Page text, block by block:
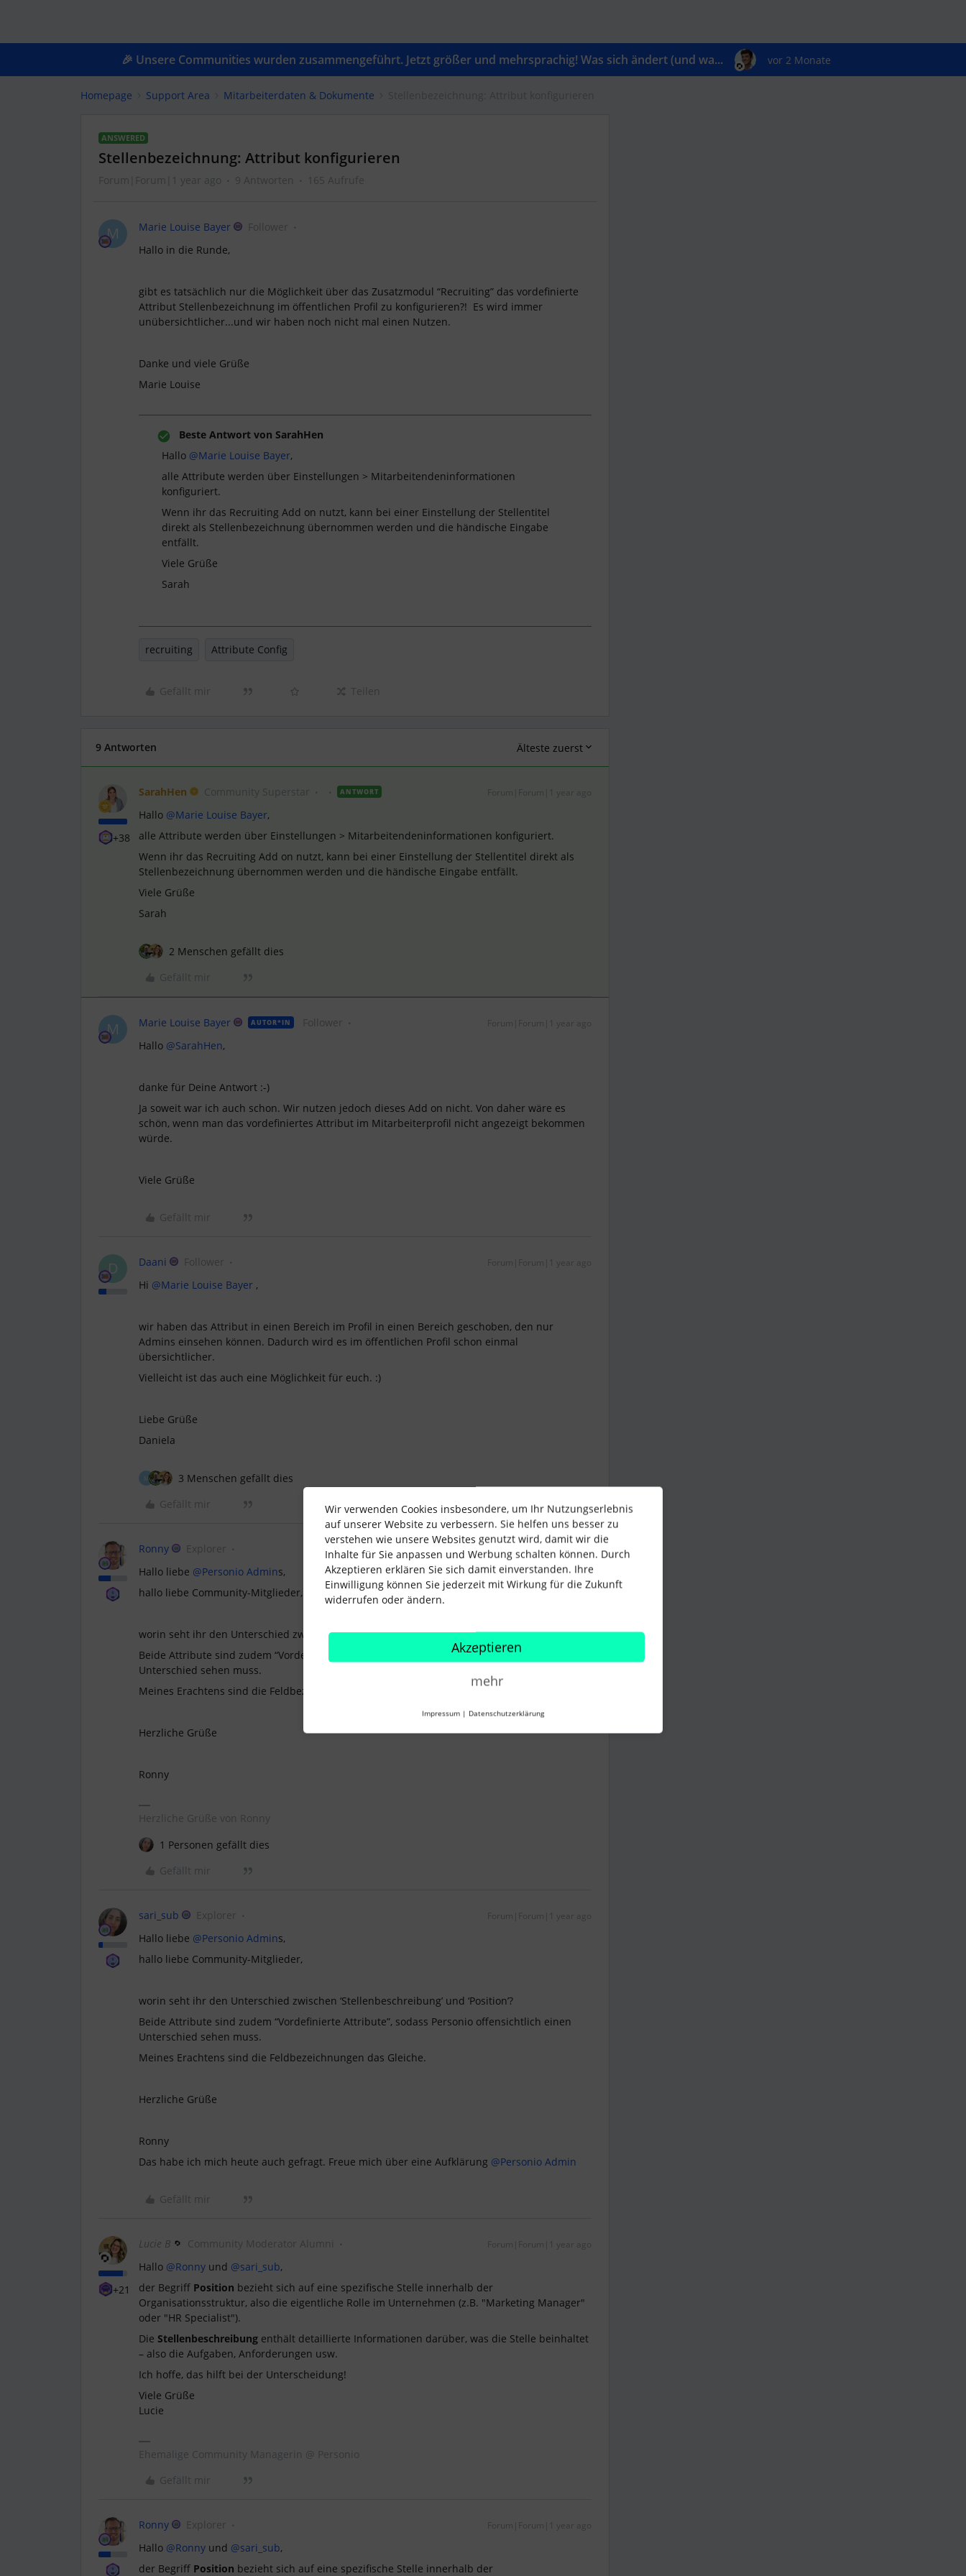
🎉 Unsere Communities wurden zusammengeführt. Jetzt größer und mehrsprachig! Was sich ändert (und wa... vor 2 Monate
Homepage Support Area Mitarbeiterdaten & Dokumente
ANSWERED
Stellenbezeichnung: Attribut konfigurieren
Forum|Forum|1 year ago 9 Antworten 165 Aufrufe
M Marie Louise Bayer
Follower
Hallo in die Runde,
gibt es tatsächlich nur die Möglichkeit über das Zusatzmodul “Recruiting” das vordefinierte
Attribut Stellenbezeichnung im öffentlichen Profil zu konfigurieren?! Es wird immer
unübersichtlicher...und wir haben noch nicht mal einen Nutzen.
Danke und viele Grüße
Marie Louise
Beste Antwort von SarahHen
Hallo ​ @Marie Louise Bayer,
alle Attribute werden über Einstellungen > Mitarbeitendeninformationen
konfiguriert.
Wenn ihr das Recruiting Add on nutzt, kann bei einer Einstellung der Stellentitel
direkt als Stellenbezeichnung übernommen werden und die händische Eingabe
entfällt.
Viele Grüße
Sarah
recruiting Attribute Config
Gefällt mir Teilen
9 Antworten Älteste zuerst
+38
SarahHen ANTWORT
Hallo ​ @Marie Louise Bayer,
alle Attribute werden über Einstellungen > Mitarbeitendeninformationen konfiguriert.
Wenn ihr das Recruiting Add on nutzt, kann bei einer Einstellung der Stellentitel direkt als
Stellenbezeichnung übernommen werden und die händische Eingabe entfällt.
Viele Grüße
Sarah
2 Menschen gefällt dies
M Marie Louise Bayer AUTOR*IN Follower Forum|Forum|1 year ago
Hallo ​ @SarahHen,
danke für Deine Antwort :-)
Ja soweit war ich auch schon. Wir nutzen jedoch dieses Add on nicht. Von daher wäre es
schön, wenn man das vordefiniertes Attribut im Mitarbeiterprofil nicht angezeigt bekommen
würde.
Viele Grüße
Gefällt mir
D Daani Follower Forum|Forum|1 year ago
Hi ​ @Marie Louise Bayer ,
wir haben das Attribut in einen Bereich im Profil in einen Bereich geschoben, den nur
Admins einsehen können. Dadurch wird es im öffentlichen Profil schon einmal
übersichtlicher.
Vielleicht ist das auch eine Möglichkeit für euch. :)
Liebe Grüße
Daniela
M
3 Menschen gefällt dies
Gefällt mir
Ronny Explorer Forum|Forum|1 year ago
Hallo liebe ​ @Personio Admins,
hallo liebe Community-Mitglieder,
worin seht ihr den Unterschied zwischen ‘Stellenbeschreibung’ und ‘Position’?
Beide Attribute sind zudem “Vordefinierte Attribute”, sodass Personio offensichtlich einen
Unterschied sehen muss.
Meines Erachtens sind die Feldbezeichnungen das Gleiche.
Herzliche Grüße
Ronny
Herzliche Grüße von Ronny
1 Personen gefällt dies
Gefällt mir
sari_sub Explorer Forum|Forum|1 year ago
Hallo liebe ​ @Personio Admins,
hallo liebe Community-Mitglieder,
worin seht ihr den Unterschied zwischen ‘Stellenbeschreibung’ und ‘Position’?
Beide Attribute sind zudem “Vordefinierte Attribute”, sodass Personio offensichtlich einen
Unterschied sehen muss.
Meines Erachtens sind die Feldbezeichnungen das Gleiche.
Herzliche Grüße
Ronny
Das habe ich mich heute auch gefragt. Freue mich über eine Aufklärung ​ @Personio Admin
Gefällt mir
+21
Lucie B Community Moderator Alumni Forum|Forum|1 year ago
Hallo ​ @Ronny und ​ @sari_sub,
der Begriff Position bezieht sich auf eine spezifische Stelle innerhalb der
Organisationsstruktur, also die eigentliche Rolle im Unternehmen (z.B. "Marketing Manager"
oder "HR Specialist").
Die Stellenbeschreibung enthält detaillierte Informationen darüber, was die Stelle beinhaltet
– also die Aufgaben, Anforderungen usw.
Ich hoffe, das hilft bei der Unterscheidung!
Viele Grüße
Lucie
Ehemalige Community Managerin @ Personio
Gefällt mir
Ronny Explorer Forum|Forum|1 year ago
Hallo ​ @Ronny und ​ @sari_sub,
der Begriff Position bezieht sich auf eine spezifische Stelle innerhalb der
Wir verwenden Cookies insbesondere, um Ihr Nutzungserlebnis
auf unserer Website zu verbessern. Sie helfen uns besser zu
verstehen wie unsere Websites genutzt wird, damit wir die
Inhalte für Sie anpassen und Werbung schalten können. Durch
Akzeptieren erklären Sie sich damit einverstanden. Ihre
Einwilligung können Sie jederzeit mit Wirkung für die Zukunft
widerrufen oder ändern.
Akzeptieren
mehr
Impressum | Datenschutzerklärung